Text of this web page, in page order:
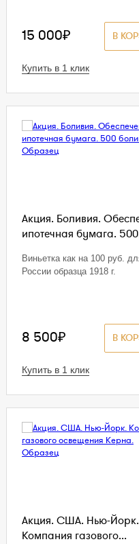
В
15 000₽
Купить в 1 клик
Акция. Боливия.
ипотечная бумага.
Виньетка как на 100 руб.
России образца 1918 г.
В
8 500₽
Купить в 1 клик
Акция. США. Нью-Йорк.
Компания газового...